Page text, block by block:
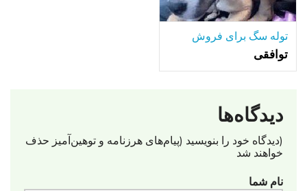
توله سگ برای فروش
توافقی
دیدگاه‌ها
(دیدگاه خود را بنویسید (پیام‌های هرزنامه‌ و توهین‌آمیز حذف
خواهند شد
نام شما